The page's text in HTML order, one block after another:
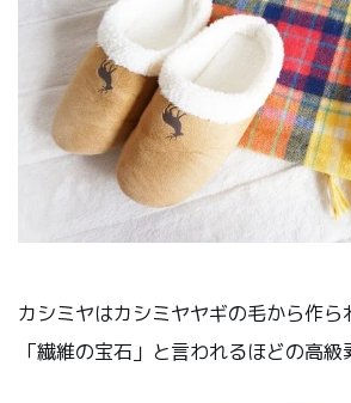
カシミヤはカシミヤヤギの毛から作ら
「繊維の宝石」と言われるほどの高級